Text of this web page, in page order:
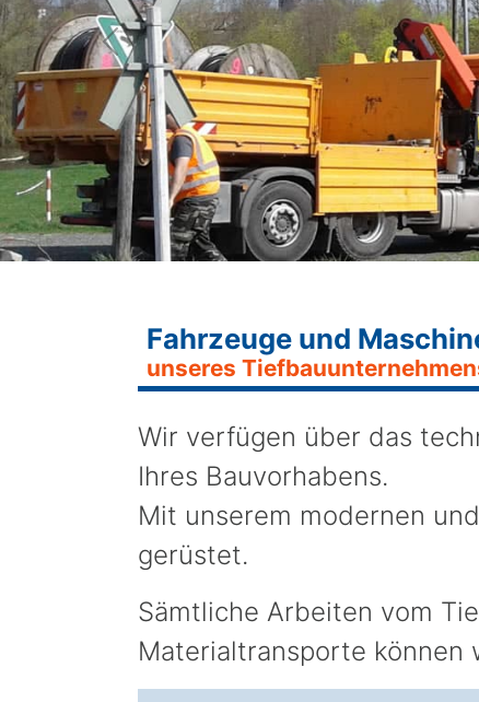
Previous
Fahrzeuge und
unseres
Wir verfügen über das
Ihres Bauvorhabens.
Mit unserem modernen
gerüstet.
Sämtliche Arbeiten vom
Materialtransporte können